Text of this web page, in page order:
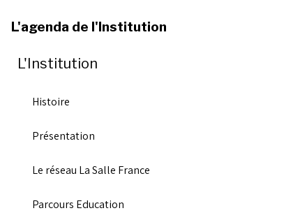
L'agenda de l'Institution
L'Institution
Histoire
Présentation
Le réseau La Salle France
Parcours Education